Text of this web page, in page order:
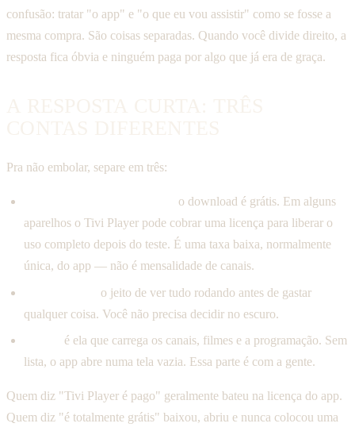
confusão: tratar "o app" e "o que eu vou assistir" como se fosse a
mesma compra. São coisas separadas. Quando você divide direito, a
resposta fica óbvia e ninguém paga por algo que já era de graça.
Pra não embolar, separe em três:
o download é grátis. Em alguns
aparelhos o Tivi Player pode cobrar uma licença para liberar o
uso completo depois do teste. É uma taxa baixa, normalmente
única, do app — não é mensalidade de canais.
o jeito de ver tudo rodando antes de gastar
qualquer coisa. Você não precisa decidir no escuro.
é ela que carrega os canais, filmes e a programação. Sem
lista, o app abre numa tela vazia. Essa parte é com a gente.
Quem diz "Tivi Player é pago" geralmente bateu na licença do app.
Quem diz "é totalmente grátis" baixou, abriu e nunca colocou uma